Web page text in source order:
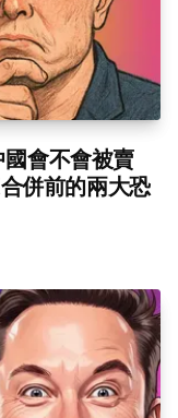
會不會被賣
併前的兩大恐